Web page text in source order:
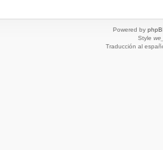
Powered by
Style
Traducción al